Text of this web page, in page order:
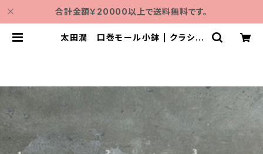
合計金額￥20000以上で送料無料です。
太田潤 口巻モール小鉢 | クラシノ